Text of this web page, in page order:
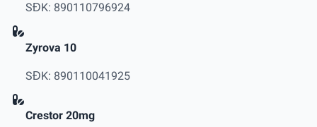
SĐK: 890110796924
Zyrova 10
SĐK: 890110041925
Crestor 20mg